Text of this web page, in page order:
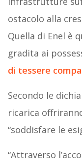
ostacolo alla
Quella di Enel è
gradita ai
di tessere
Secondo le
ricarica
“soddisfare le
“Attraverso